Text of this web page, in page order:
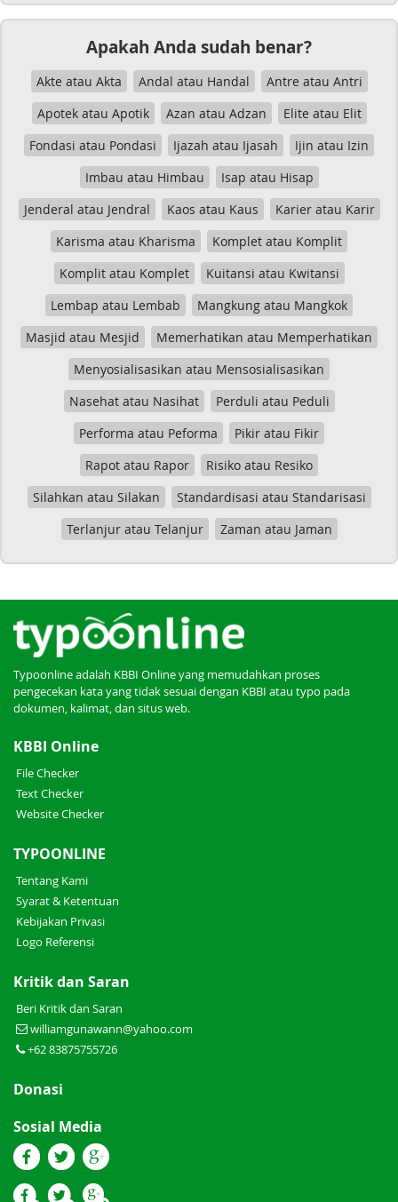
Apakah Anda sudah benar?
Akte atau Akta Andal atau Handal
Antre atau Antri
Apotek atau Apotik
Azan atau Adzan
Elite atau Elit
Fondasi atau Pondasi
Ijazah atau Ijasah
Ijin atau Izin
Imbau atau Himbau
Isap atau Hisap
Jenderal atau Jendral
Kaos atau Kaus
Karier atau Karir
Karisma atau Kharisma
Komplet atau Komplit
Komplit atau Komplet
Kuitansi atau Kwitansi
Lembap atau Lembab
Mangkung atau Mangkok
Masjid atau Mesjid
Memerhatikan atau Memperhatikan
Menyosialisasikan atau Mensosialisasikan
Nasehat atau Nasihat
Perduli atau Peduli
Performa atau Peforma
Pikir atau Fikir
Rapot atau Rapor
Risiko atau Resiko
Silahkan atau Silakan
Standardisasi atau Standarisasi
Typoonline adalah KBBI Online yang memudahkan proses
pengecekan kata yang tidak sesuai dengan KBBI atau typo pada
KBBI Online
File Checker
Text Checker
TYPOONLINE
Tentang Kami
Syarat & Ketentuan
Kebijakan Privasi
Kritik dan Saran
Beri Kritik dan Saran
williamgunawann@yahoo.com
Sosial Media